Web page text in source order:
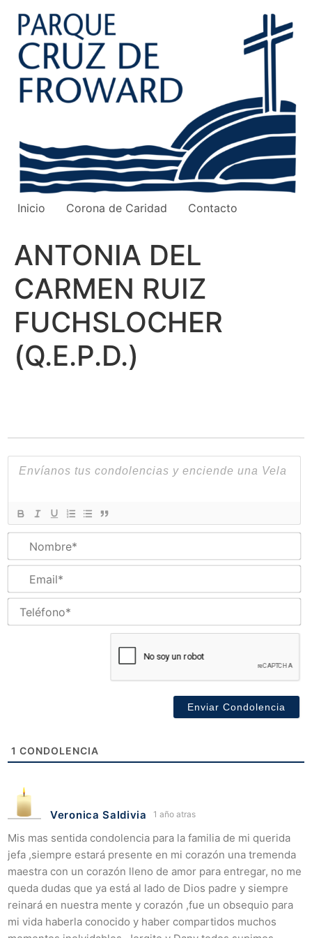
contenido
Inicio Corona de Caridad Contacto
ANTONIA DEL
CARMEN RUIZ
FUCHSLOCHER
(Q.E.P.D.)
1 CONDOLENCIA
Veronica Saldivia 1 año atras
Mis mas sentida condolencia para la familia de mi querida
jefa ,siempre estará presente en mi corazón una tremenda
maestra con un corazón lleno de amor para entregar, no me
queda dudas que ya está al lado de Dios padre y siempre
reinará en nuestra mente y corazón ,fue un obsequio para
mi vida haberla conocido y haber compartidos muchos